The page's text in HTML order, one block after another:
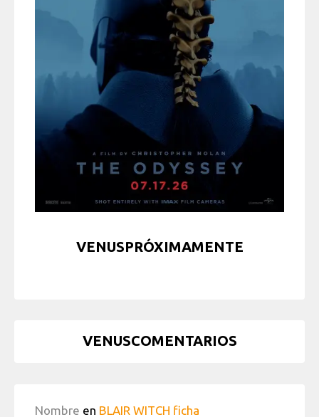
VENUSPRÓXIMAMENTE
VENUSCOMENTARIOS
Nombre en BLAIR WITCH ficha